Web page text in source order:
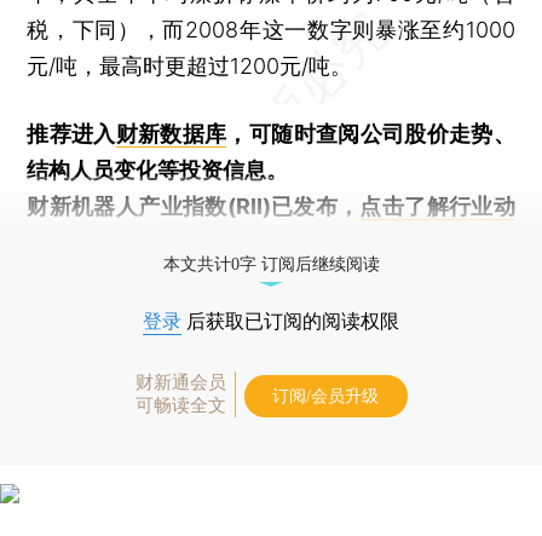
税，下同），而2008年这一数字则暴涨至约1000
元/吨，最高时更超过1200元/吨。
推荐进入财新数据库 ，可随时查阅公司股价走势、
结构人员变化等投资信息。
财新机器人产业指数(RII)已发布， 点击了解行业动
本文共计0字 订阅后继续阅读
登录 后获取已订阅的阅读权限
财新通会员
可畅读全文
订阅/会员升级